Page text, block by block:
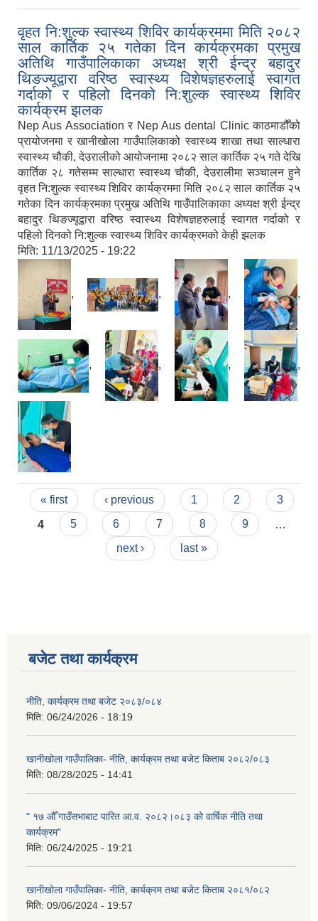
वृहत नि:शुल्क स्वास्थ्य शिविर कार्यक्रममा मिति २०८२
साल कार्तिक २५ गतेका दिन कार्यक्रमका प्रमुख
अतिथि गाउँपालिकाका अध्यक्ष श्री ईन्द्र बहादुर
थिङज्यूद्वारा वरिष्ठ स्वास्थ्य विशेषज्ञहरुलाई स्वागत
गर्दाको र पहिलो दिनको नि:शुल्क स्वास्थ्य शिविर
कार्यक्रम झलक
Nep Aus Association र Nep Aus dental Clinic काठमाडौँको
प्रायोजनमा र खानीखोला गाउँपालिकाको स्वास्थ्य शाखा तथा साल्धारा
स्वास्थ्य चौकी, देउरालीको आयोजनामा २०८२ साल कार्तिक २५ गते देखि
कार्तिक २८ गतेसम्म साल्धारा स्वास्थ्य चौकी, देउरालीमा सञ्चालन हुने
वृहत नि:शुल्क स्वास्थ्य शिविर कार्यक्रममा मिति २०८२ साल कार्तिक २५
गतेका दिन कार्यक्रमका प्रमुख अतिथि गाउँपालिकाका अध्यक्ष श्री ईन्द्र
बहादुर थिङज्यूद्वारा वरिष्ठ स्वास्थ्य विशेषज्ञहरुलाई स्वागत गर्दाको र
पहिलो दिनको नि:शुल्क स्वास्थ्य शिविर कार्यक्रमको केही झलक
मिति: 11/13/2025 - 19:22
, , , ,
, , , ,
Pages
« first ‹ previous 1 2
3
4
5 6 7 8 9
next ›
last »
बजेट तथा कार्यक्रम
नीति, कार्यक्रम तथा बजेट २०८३/०८४
मिति: 06/24/2026 - 18:19
खानीखोला गाउँपालिका- नीति, कार्यक्रम तथा बजेट किताब २०८२/०८३
मिति: 08/28/2025 - 14:41
" १७ औँ गाउँसभाबाट पारित आ.व. २०८२।०८३ को वार्षिक नीति तथा
कार्यक्रम"
मिति: 06/24/2025 - 19:21
खानीखोला गाउँपालिका- नीति, कार्यक्रम तथा बजेट किताब २०८१/०८२
मिति: 09/06/2024 - 19:57